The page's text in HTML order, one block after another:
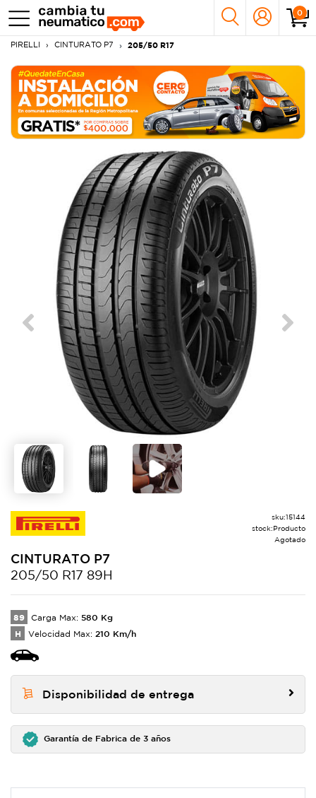
0
PIRELLI CINTURATO P7 205/50 R17
Previous Next
sku:15144
stock:Producto
Agotado
CINTURATO P7
205/50 R17 89H
89 Carga Max: 580 Kg
H Velocidad Max: 210 Km/h
Disponibilidad de entrega
Garantía de Fabrica de 3 años